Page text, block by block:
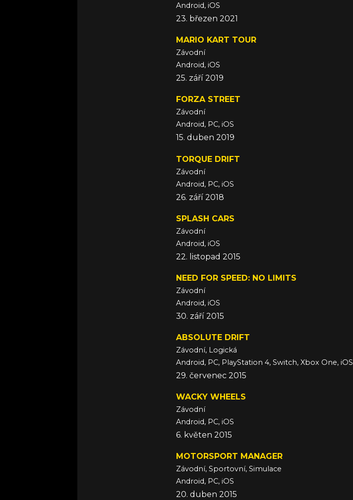
Android, iOS
23. březen 2021
MARIO KART TOUR
Závodní
Android, iOS
25. září 2019
FORZA STREET
Závodní
Android, PC, iOS
15. duben 2019
TORQUE DRIFT
Závodní
Android, PC, iOS
26. září 2018
SPLASH CARS
Závodní
Android, iOS
22. listopad 2015
NEED FOR SPEED: NO LIMITS
Závodní
Android, iOS
30. září 2015
ABSOLUTE DRIFT
Závodní, Logická
Android, PC, PlayStation 4, Switch, Xbox One, iOS
29. červenec 2015
WACKY WHEELS
Závodní
Android, PC, iOS
6. květen 2015
MOTORSPORT MANAGER
Závodní, Sportovní, Simulace
Android, PC, iOS
20. duben 2015